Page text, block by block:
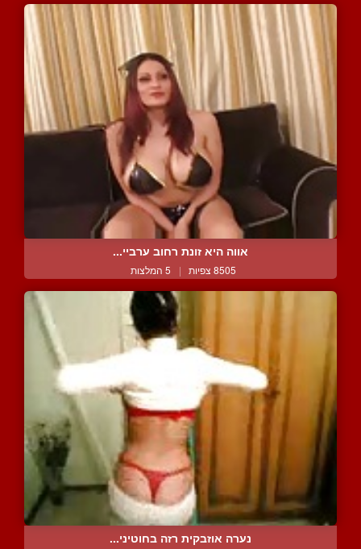
אווה היא זונת רחוב ערביי...
8505 צפיות | 5 המלצות
נערה אוזבקית רזה בחוטיני...